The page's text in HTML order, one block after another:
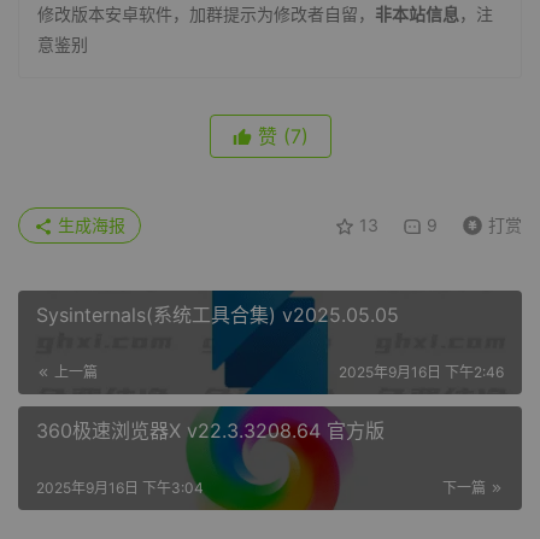
修改版本安卓软件，加群提示为修改者自留， 非本站信息，注
意鉴别
赞 (7)
13 9 打赏
生成海报
Sysinternals(系统工具合集) v2025.05.05
上一篇 2025年9月16日 下午2:46
360极速浏览器X v22.3.3208.64 官方版
下一篇
2025年9月16日 下午3:04